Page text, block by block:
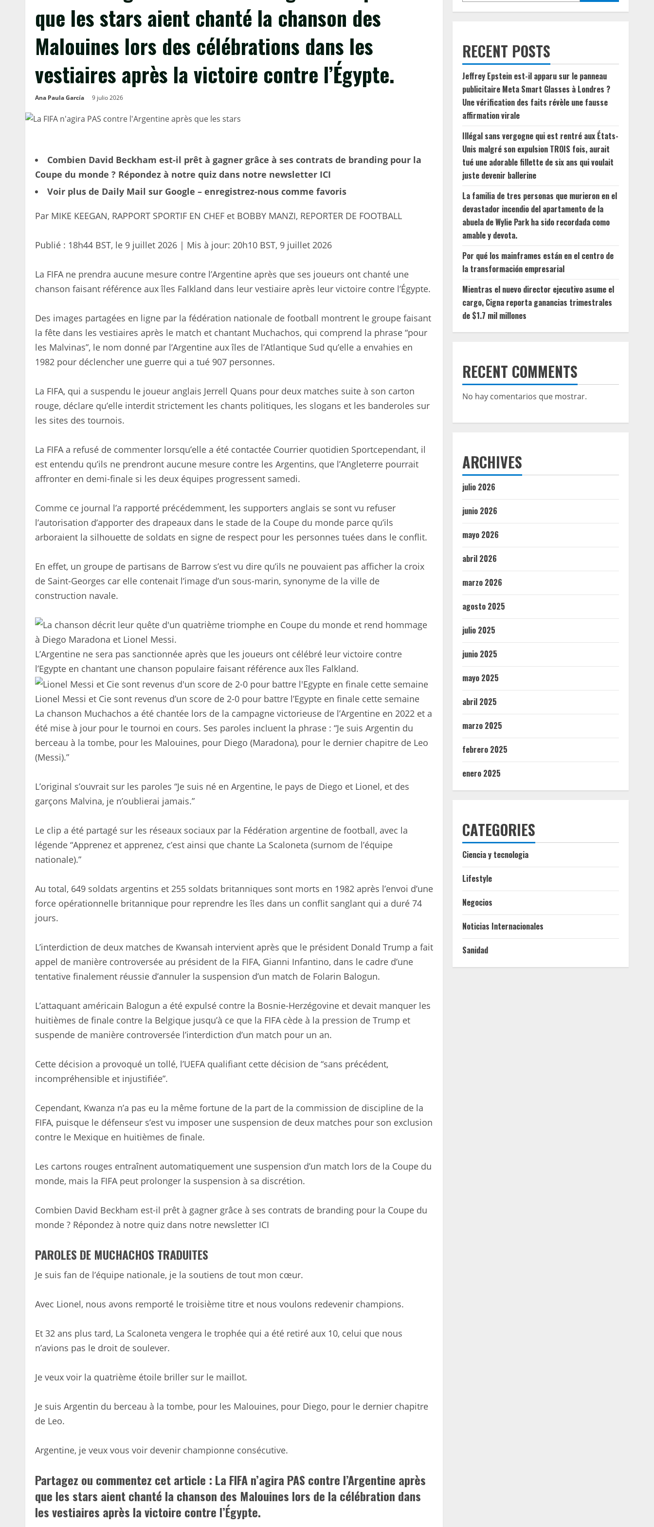
que les stars aient chanté la chanson des
Malouines lors des célébrations dans les
vestiaires après la victoire contre l’Égypte.
Ana Paula García 9 julio 2026
Combien David Beckham est-il prêt à gagner grâce à ses contrats de branding pour la
Coupe du monde ? Répondez à notre quiz dans notre newsletter ICI
Voir plus de Daily Mail sur Google – enregistrez-nous comme favoris
Par MIKE KEEGAN, RAPPORT SPORTIF EN CHEF et BOBBY MANZI, REPORTER DE FOOTBALL
Publié : 18h44 BST, le 9 juillet 2026 | Mis à jour: 20h10 BST, 9 juillet 2026
La FIFA ne prendra aucune mesure contre l’Argentine après que ses joueurs ont chanté une
chanson faisant référence aux îles Falkland dans leur vestiaire après leur victoire contre l’Égypte.
Des images partagées en ligne par la fédération nationale de football montrent le groupe faisant
la fête dans les vestiaires après le match et chantant Muchachos, qui comprend la phrase “pour
les Malvinas”, le nom donné par l’Argentine aux îles de l’Atlantique Sud qu’elle a envahies en
1982 pour déclencher une guerre qui a tué 907 personnes.
La FIFA, qui a suspendu le joueur anglais Jerrell Quans pour deux matches suite à son carton
rouge, déclare qu’elle interdit strictement les chants politiques, les slogans et les banderoles sur
les sites des tournois.
La FIFA a refusé de commenter lorsqu’elle a été contactée Courrier quotidien Sportcependant, il
est entendu qu’ils ne prendront aucune mesure contre les Argentins, que l’Angleterre pourrait
affronter en demi-finale si les deux équipes progressent samedi.
Comme ce journal l’a rapporté précédemment, les supporters anglais se sont vu refuser
l’autorisation d’apporter des drapeaux dans le stade de la Coupe du monde parce qu’ils
arboraient la silhouette de soldats en signe de respect pour les personnes tuées dans le conflit.
En effet, un groupe de partisans de Barrow s’est vu dire qu’ils ne pouvaient pas afficher la croix
de Saint-Georges car elle contenait l’image d’un sous-marin, synonyme de la ville de
construction navale.
L’Argentine ne sera pas sanctionnée après que les joueurs ont célébré leur victoire contre
l’Egypte en chantant une chanson populaire faisant référence aux îles Falkland.
Lionel Messi et Cie sont revenus d’un score de 2-0 pour battre l’Egypte en finale cette semaine
La chanson Muchachos a été chantée lors de la campagne victorieuse de l’Argentine en 2022 et a
été mise à jour pour le tournoi en cours. Ses paroles incluent la phrase : “Je suis Argentin du
berceau à la tombe, pour les Malouines, pour Diego (Maradona), pour le dernier chapitre de Leo
(Messi).”
L’original s’ouvrait sur les paroles “Je suis né en Argentine, le pays de Diego et Lionel, et des
garçons Malvina, je n’oublierai jamais.”
Le clip a été partagé sur les réseaux sociaux par la Fédération argentine de football, avec la
légende “Apprenez et apprenez, c’est ainsi que chante La Scaloneta (surnom de l’équipe
nationale).”
Au total, 649 soldats argentins et 255 soldats britanniques sont morts en 1982 après l’envoi d’une
force opérationnelle britannique pour reprendre les îles dans un conflit sanglant qui a duré 74
jours.
L’interdiction de deux matches de Kwansah intervient après que le président Donald Trump a fait
appel de manière controversée au président de la FIFA, Gianni Infantino, dans le cadre d’une
tentative finalement réussie d’annuler la suspension d’un match de Folarin Balogun.
L’attaquant américain Balogun a été expulsé contre la Bosnie-Herzégovine et devait manquer les
huitièmes de finale contre la Belgique jusqu’à ce que la FIFA cède à la pression de Trump et
suspende de manière controversée l’interdiction d’un match pour un an.
Cette décision a provoqué un tollé, l’UEFA qualifiant cette décision de “sans précédent,
incompréhensible et injustifiée”.
Cependant, Kwanza n’a pas eu la même fortune de la part de la commission de discipline de la
FIFA, puisque le défenseur s’est vu imposer une suspension de deux matches pour son exclusion
contre le Mexique en huitièmes de finale.
Les cartons rouges entraînent automatiquement une suspension d’un match lors de la Coupe du
monde, mais la FIFA peut prolonger la suspension à sa discrétion.
Combien David Beckham est-il prêt à gagner grâce à ses contrats de branding pour la Coupe du
monde ? Répondez à notre quiz dans notre newsletter ICI
PAROLES DE MUCHACHOS TRADUITES
Je suis fan de l’équipe nationale, je la soutiens de tout mon cœur.
Avec Lionel, nous avons remporté le troisième titre et nous voulons redevenir champions.
Et 32 ans plus tard, La Scaloneta vengera le trophée qui a été retiré aux 10, celui que nous
n’avions pas le droit de soulever.
Je veux voir la quatrième étoile briller sur le maillot.
Je suis Argentin du berceau à la tombe, pour les Malouines, pour Diego, pour le dernier chapitre
de Leo.
Argentine, je veux vous voir devenir championne consécutive.
Partagez ou commentez cet article : La FIFA n’agira PAS contre l’Argentine après
que les stars aient chanté la chanson des Malouines lors de la célébration dans
les vestiaires après la victoire contre l’Égypte.
RECENT POSTS
Jeffrey Epstein est-il apparu sur le panneau
publicitaire Meta Smart Glasses à Londres ?
Une vérification des faits révèle une fausse
affirmation virale
Illégal sans vergogne qui est rentré aux États-
Unis malgré son expulsion TROIS fois, aurait
tué une adorable fillette de six ans qui voulait
juste devenir ballerine
La familia de tres personas que murieron en el
devastador incendio del apartamento de la
abuela de Wylie Park ha sido recordada como
amable y devota.
Por qué los mainframes están en el centro de
la transformación empresarial
Mientras el nuevo director ejecutivo asume el
cargo, Cigna reporta ganancias trimestrales
de $1.7 mil millones
RECENT COMMENTS
No hay comentarios que mostrar.
ARCHIVES
julio 2026
junio 2026
mayo 2026
abril 2026
marzo 2026
agosto 2025
julio 2025
junio 2025
mayo 2025
abril 2025
marzo 2025
febrero 2025
enero 2025
CATEGORIES
Ciencia y tecnologia
Lifestyle
Negocios
Noticias Internacionales
Sanidad